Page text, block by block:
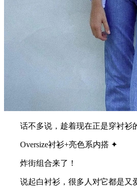
话不多说，趁着现在正是穿衬衫的
Oversize衬衫+亮色系内搭 ✦
炸街组合来了！
说起白衬衫，很多人对它都是又爱